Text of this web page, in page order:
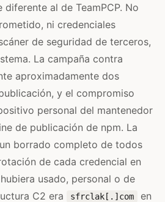
al de TeamPCP. No
ni credenciales
de seguridad de terceros,
La campaña contra
aproximadamente dos
y el compromiso
personal del mantenedor
de publicación de npm. La
borrado completo de todos
de cada credencial en
usado, personal o de
C2 era
sfrclak[.]com en